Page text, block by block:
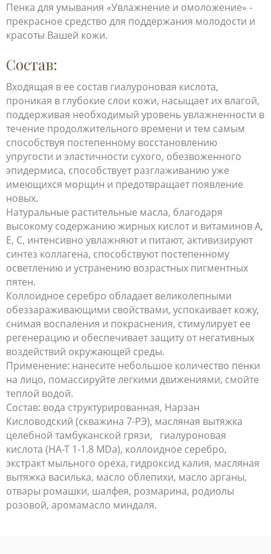
Пенка для умывания «Увлажнение и омоложение» -
прекрасное средство для поддержания молодости и
красоты Вашей кожи.
Состав:
Входящая в ее состав гиалуроновая кислота,
проникая в глубокие слои кожи, насыщает их влагой,
поддерживая необходимый уровень увлажненности в
течение продолжительного времени и тем самым
способствуя постепенному восстановлению
упругости и эластичности сухого, обезвоженного
эпидермиса, способствует разглаживанию уже
имеющихся морщин и предотвращает появление
новых.
Натуральные растительные масла, благодаря
высокому содержанию жирных кислот и витаминов А,
Е, С, интенсивно увлажняют и питают, активизируют
синтез коллагена, способствуют постепенному
осветлению и устранению возрастных пигментных
пятен.
Коллоидное серебро обладает великолепными
обеззараживающими свойствами, успокаивает кожу,
снимая воспаления и покраснения, стимулирует ее
регенерацию и обеспечивает защиту от негативных
воздействий окружающей среды.
Применение: нанесите небольшое количество пенки
на лицо, помассируйте легкими движениями, смойте
теплой водой.
Состав: вода структурированная, Нарзан
Кисловодский (скважина 7-РЭ), масляная вытяжка
целебной тамбуканской грязи, гиалуроновая
кислота (НА-Т 1-1.8 MDa), коллоидное серебро,
экстракт мыльного ореха, гидроксид калия, масляная
вытяжка василька, масло облепихи, масло арганы,
отвары ромашки, шалфея, розмарина, родиолы
розовой, аромамасло миндаля.